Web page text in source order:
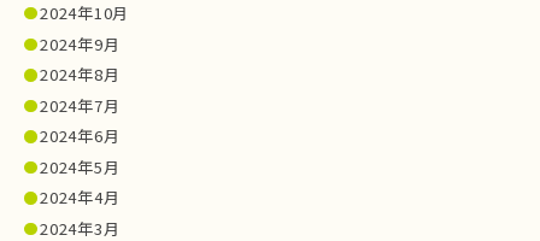
2024年10月
2024年9月
2024年8月
2024年7月
2024年6月
2024年5月
2024年4月
2024年3月